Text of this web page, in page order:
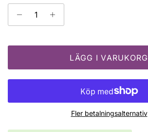
LÄGG I VARUKORG
Fler betalningsalternativ